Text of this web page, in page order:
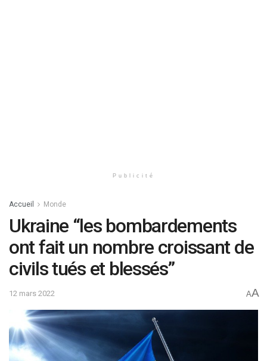
Publicité
Accueil Monde
Ukraine “les bombardements
ont fait un nombre croissant de
civils tués et blessés”
12 mars 2022 AA